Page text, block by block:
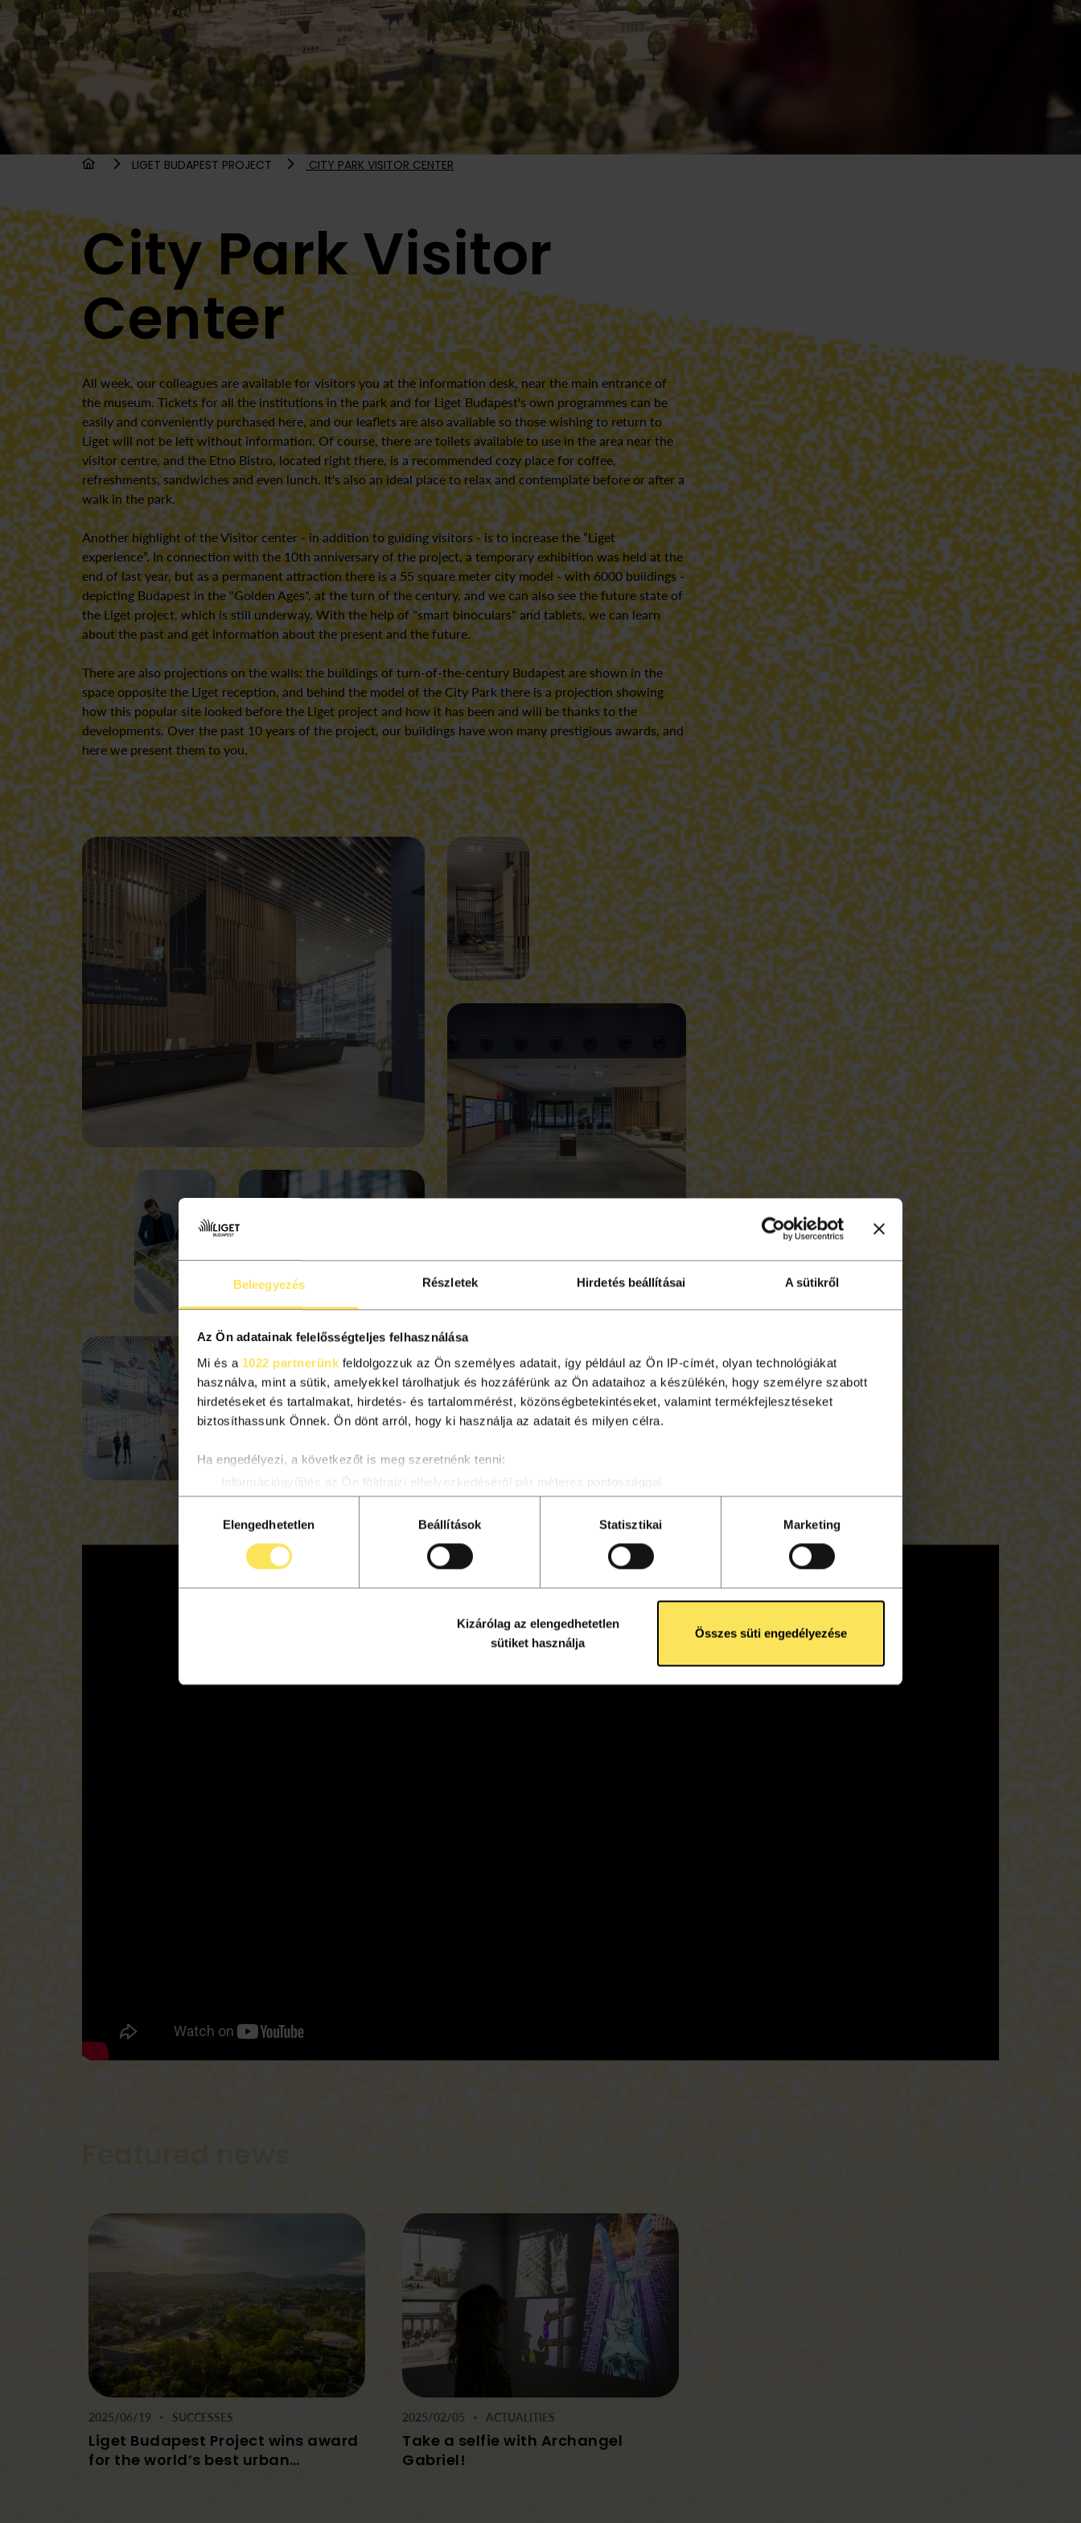
Beleegyezés Részletek Hirdetés beállításai A sütikről
Az Ön adatainak felelősségteljes felhasználása
Mi és a 1022 partnerünk feldolgozzuk az Ön személyes adatait, így például az Ön IP-címét, olyan technológiákat
használva, mint a sütik, amelyekkel tárolhatjuk és hozzáférünk az Ön adataihoz a készülékén, hogy személyre szabott
hirdetéseket és tartalmakat, hirdetés- és tartalommérést, közönségbetekintéseket, valamint termékfejlesztéseket
biztosíthassunk Önnek. Ön dönt arról, hogy ki használja az adatait és milyen célra.
Ha engedélyezi, a következőt is meg szeretnénk tenni:
Információgyűjtés az Ön földrajzi elhelyezkedéséről pár méteres pontossággal
Az Ön készülékén beazonosítása annak konkrét tulajdonságainak (ujjlenyomat) aktív ellenőrzésévelTudjon meg
többet személyes adatainak feldolgozási módjairól és adja meg preferenciáit aRészletek pontban
. Bármikor
módosíthatja vagy visszavonhatja a Sütinyilatkozathoz való hozzájárulását.
biztosításához, valamint weboldalforgalmunk elemzéséhez. A sütikről szóló sütitájékoztatónkat azSüti Tájékoztató
kiválasztásaElengedhetetlen Beállítások Statisztikai Marketing
Kizárólag az elengedhetetlen
sütiket használja
Összes süti engedélyezése
LIGET BUDAPEST PROJECT CITY PARK VISITOR CENTER
City Park Visitor
Center
All week, our colleagues are available for visitors you at the information desk, near the main entrance of
the museum. Tickets for all the institutions in the park and for Liget Budapest's own programmes can be
easily and conveniently purchased here, and our leaflets are also available so those wishing to return to
Liget will not be left without information. Of course, there are toilets available to use in the area near the
visitor centre, and the Etno Bistro, located right there, is a recommended cozy place for coffee,
refreshments, sandwiches and even lunch. It's also an ideal place to relax and contemplate before or after a
walk in the park.
Another highlight of the Visitor center - in addition to guiding visitors - is to increase the “Liget
experience”. In connection with the 10th anniversary of the project, a temporary exhibition was held at the
end of last year, but as a permanent attraction there is a 55 square meter city model - with 6000 buildings -
depicting Budapest in the "Golden Ages", at the turn of the century, and we can also see the future state of
the Liget project, which is still underway. With the help of "smart binoculars" and tablets, we can learn
about the past and get information about the present and the future.
There are also projections on the walls: the buildings of turn-of-the-century Budapest are shown in the
space opposite the Liget reception, and behind the model of the City Park there is a projection showing
how this popular site looked before the Liget project and how it has been and will be thanks to the
developments. Over the past 10 years of the project, our buildings have won many prestigious awards, and
here we present them to you.
2025/06/19 SUCCESSES
Liget Budapest Project wins award
for the world’s best urban
2025/02/05 ACTUALITIES
Take a selfie with Archangel
Gabriel!